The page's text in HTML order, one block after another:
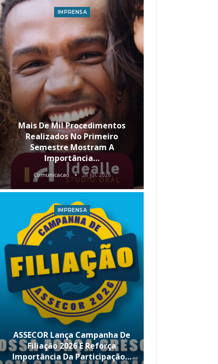
IMPRENSA
Mais De Mil Procedimentos
Realizados No Primeiro
Semestre Mostram A
Importância…
Comunicacao 28 jul, 2026
IMPRENSA
ASSECOR Lança Campanha De
Filiação 2026 E Reforça
Importância Da Participação…